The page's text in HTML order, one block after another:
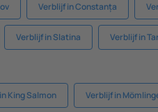
Verblijf in Constanța
Verblijf in Slatina Verblijf in
King Salmon Verblijf in